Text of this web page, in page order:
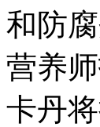
和防
营养
卡丹